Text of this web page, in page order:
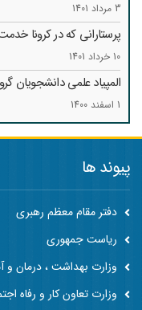
3 مرداد 1401
پرستارانی که در کرونا
10 خرداد 1401
المپیاد علمی دانشجویان
1 اسفند 1400
پیوند ها
دفتر مقام معظم رهبری
ریاست جمهوری
وزارت بهداشت ، درمان و
وزارت تعاون کار و رفاه